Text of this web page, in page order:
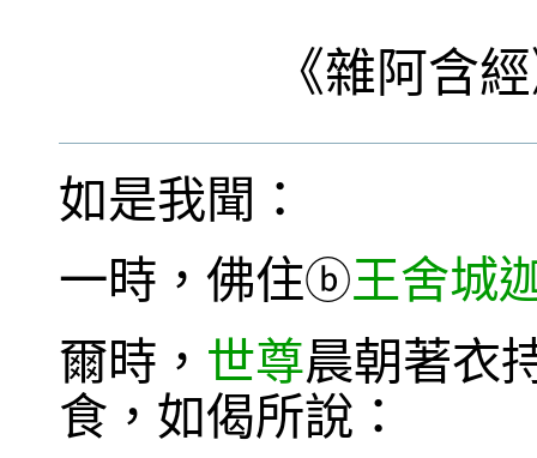
《雜阿含
如是我聞：
一時，佛住ⓑ王舍城
爾時， 世尊晨朝著衣
食，如偈所說：